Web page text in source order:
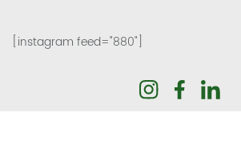
[instagram feed="880"]